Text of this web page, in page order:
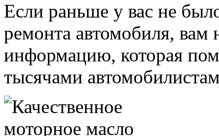
Если раньше у вас не
ремонта автомобиля, вам
информацию, которая
тысячами